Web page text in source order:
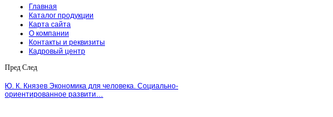
Главная
Каталог продукции
Карта сайта
О компании
Контакты и реквизиты
Кадровый центр
Пред След
Ю. К. Князев Экономика для человека. Социально-
ориентированное развити…